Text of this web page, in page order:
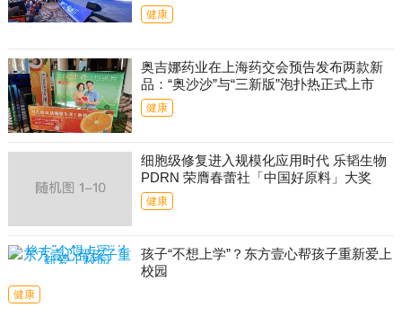
健康
奥吉娜药业在上海药交会预告发布两款新
品：“奥沙沙”与“三新版”泡扑热正式上市
健康
细胞级修复进入规模化应用时代 乐韬生物
PDRN 荣膺春蕾社「中国好原料」大奖
健康
孩子“不想上学”？东方壹心帮孩子重新爱上
校园
健康